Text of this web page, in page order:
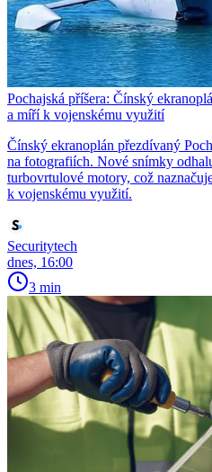
Pochajská příšera: Čínský
a míří k vojenskému využití
Čínský ekranoplán přezdívaný
na fotografiích. Nové snímky
turbovrtulové motory, což
k vojenskému využití.
Securitytech
dnes, 16:00
3 min